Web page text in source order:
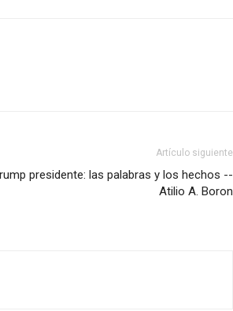
Artículo siguiente
presidente: las palabras y los hechos --
Atilio A. Boron